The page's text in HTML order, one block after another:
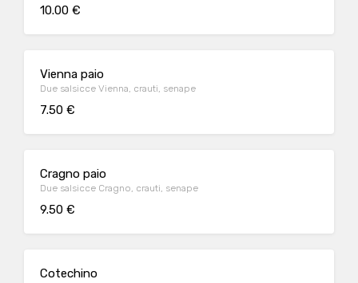
10.00 €
Vienna paio
Due salsicce Vienna, crauti, senape
7.50 €
Cragno paio
Due salsicce Cragno, crauti, senape
9.50 €
Cotechino